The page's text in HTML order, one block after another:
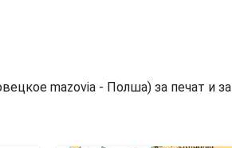
mazovia - Полша) за печат и за